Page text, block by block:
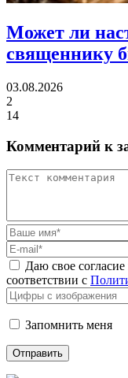
Может ли
священнику
03.08.2026
2
14
Комментарий к
Даю свое согласие
соответствии с
Запомнить меня